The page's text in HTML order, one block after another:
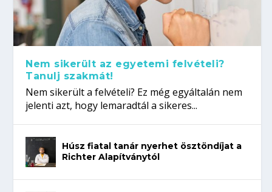
Nem sikerült az egyetemi felvételi?
Tanulj szakmát!
Nem sikerült a felvételi? Ez még egyáltalán nem
jelenti azt, hogy lemaradtál a sikeres...
Húsz fiatal tanár nyerhet ösztöndíjat a
Richter Alapítványtól